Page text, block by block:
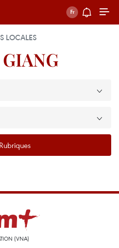
LOCALES
Rubriques
(VNA)